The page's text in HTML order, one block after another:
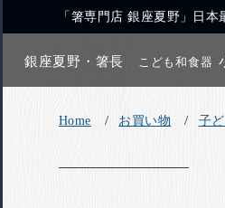
「箸専門店 銀座夏野」日
銀座夏野・箸長 こども和食器
Home お買い物 子